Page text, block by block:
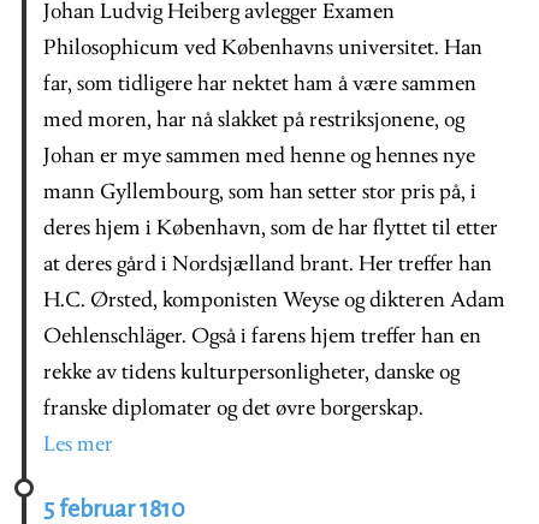
Johan Ludvig Heiberg avlegger Examen
Philosophicum ved Københavns universitet. Han
far, som tidligere har nektet ham å være sammen
med moren, har nå slakket på restriksjonene, og
Johan er mye sammen med henne og hennes nye
mann Gyllembourg, som han setter stor pris på, i
deres hjem i København, som de har flyttet til etter
at deres gård i Nordsjælland brant. Her treffer han
H.C. Ørsted, komponisten Weyse og dikteren Adam
Oehlenschläger. Også i farens hjem treffer han en
rekke av tidens kulturpersonligheter, danske og
franske diplomater og det øvre borgerskap.
Les mer
5 februar 1810